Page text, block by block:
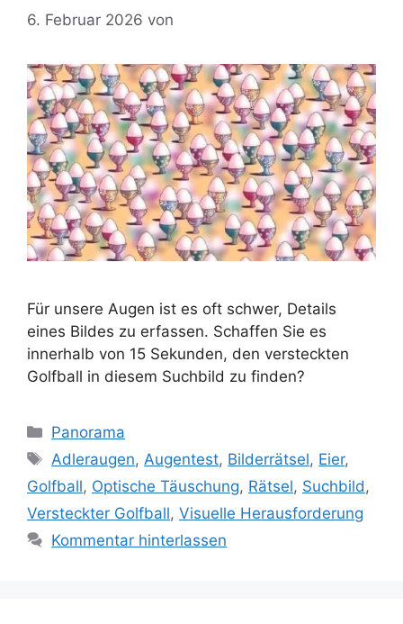
6. Februar 2026 von
Für unsere Augen ist es oft schwer, Details
eines Bildes zu erfassen. Schaffen Sie es
innerhalb von 15 Sekunden, den versteckten
Golfball in diesem Suchbild zu finden?
Kategorien
Panorama
Schlagwörter
Adleraugen, Augentest, Bilderrätsel, Eier,
Golfball, Optische Täuschung, Rätsel, Suchbild ,
Versteckter Golfball, Visuelle Herausforderung
Kommentar hinterlassen